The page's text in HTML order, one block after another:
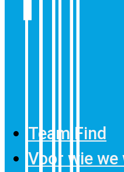
Team Find
Voor wie we